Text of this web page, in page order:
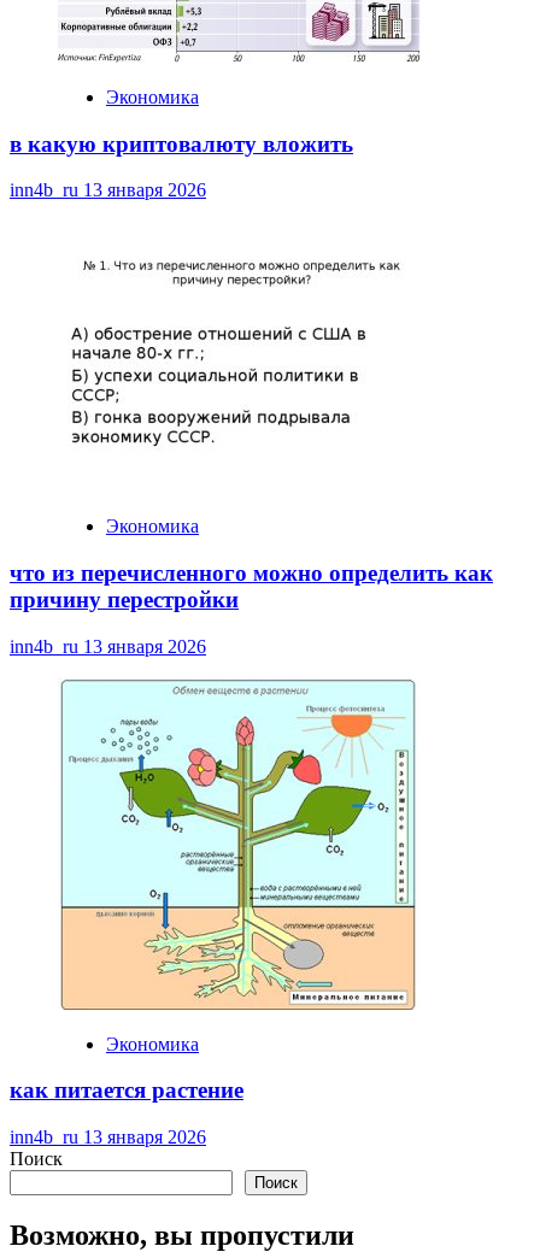
Экономика
в какую криптовалюту вложить
inn4b_ru 13 января 2026
Экономика
что из перечисленного можно определить как
причину перестройки
inn4b_ru 13 января 2026
Экономика
как питается растение
inn4b_ru 13 января 2026
Поиск
Поиск
Возможно, вы пропустили